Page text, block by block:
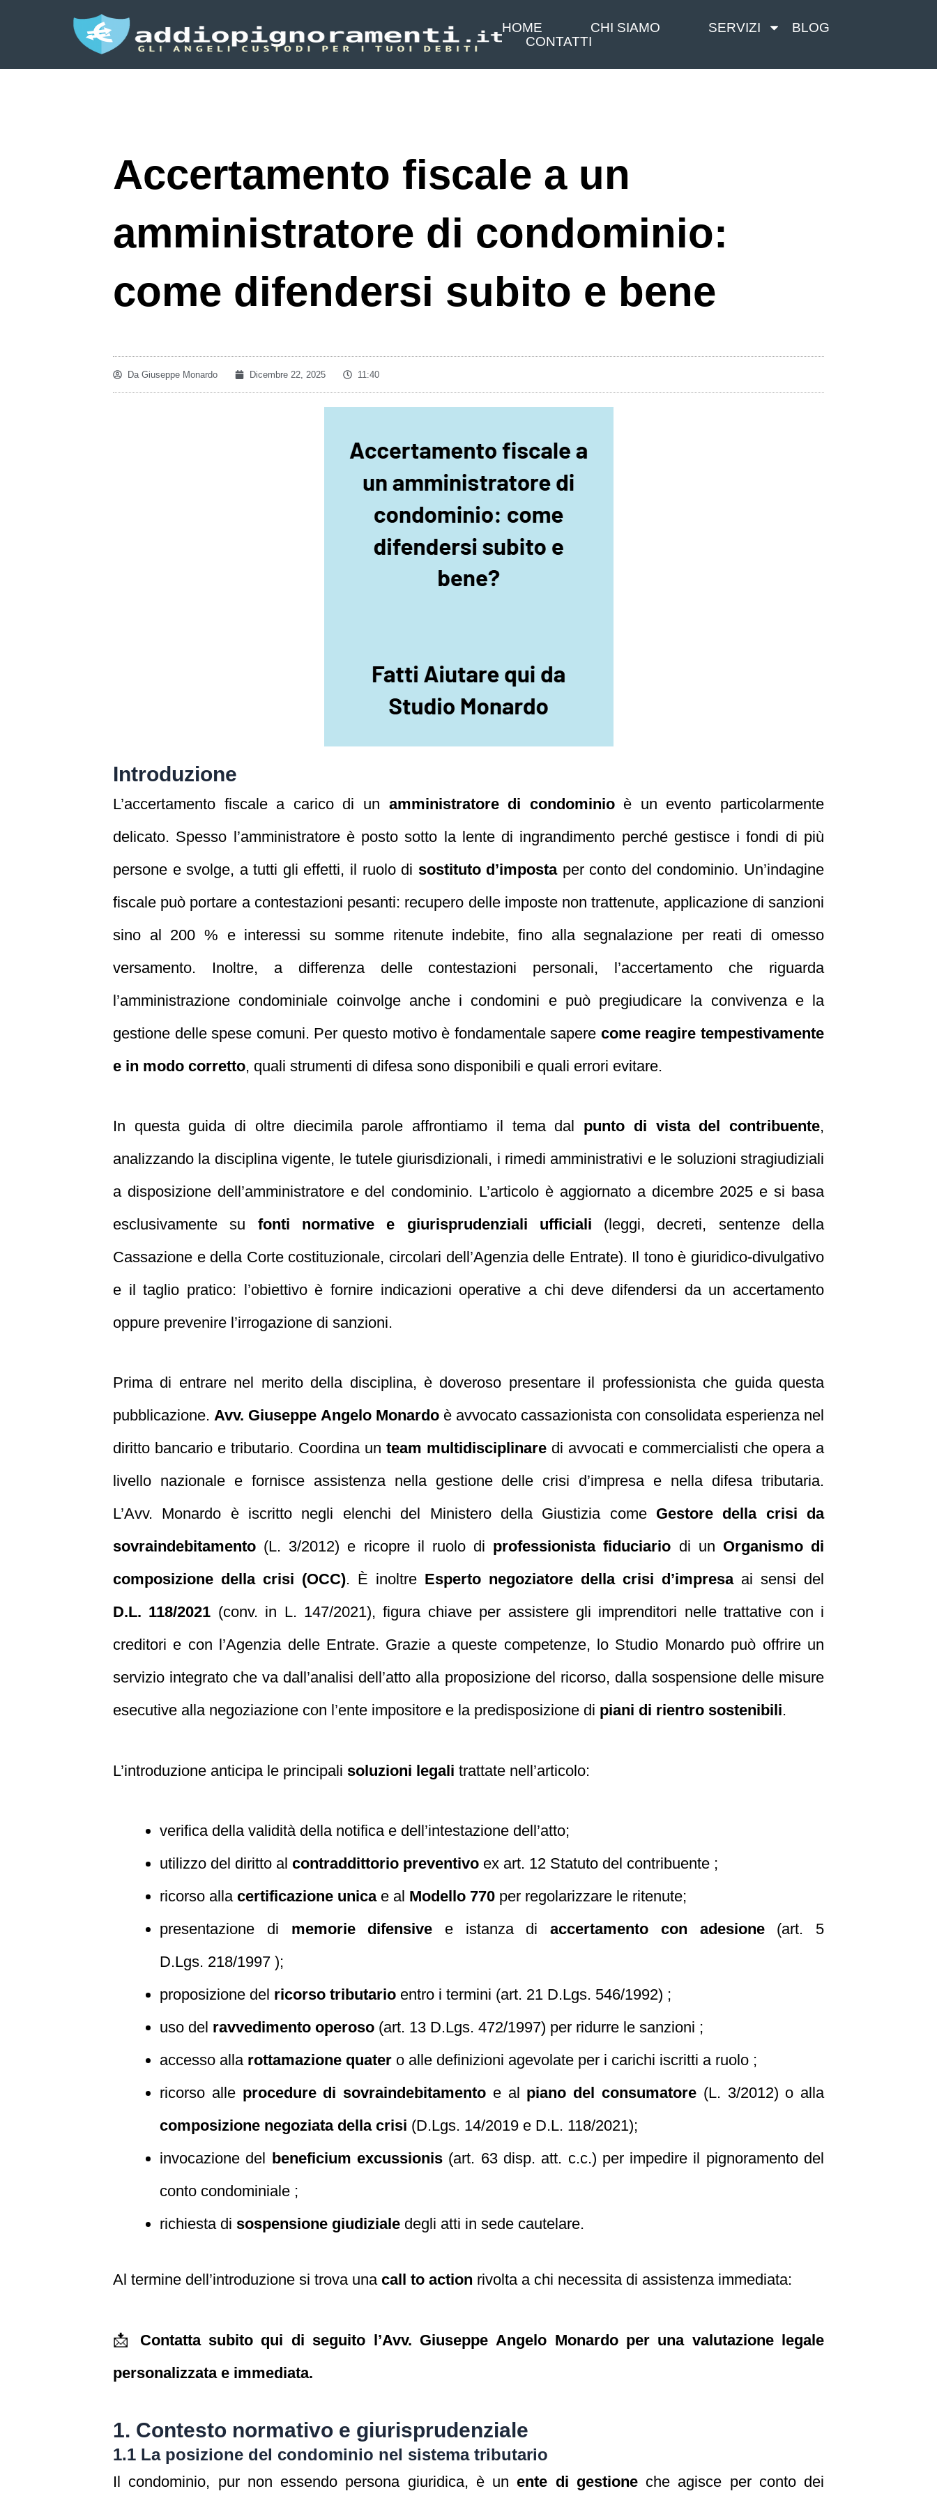
HOME CHI SIAMO SERVIZI
BLOG
CONTATTI
Accertamento fiscale a un
amministratore di condominio:
come difendersi subito e bene
DaGiuseppe Monardo Dicembre 22, 2025 11:40
Introduzione
L’accertamento fiscale a carico di un amministratore di condominioè un evento particolarmente
delicato. Spesso l’amministratore è posto sotto la lente di ingrandimento perché gestisce i fondi di più
persone e svolge, a tutti gli effetti, il ruolo di sostituto d’impostaper conto del condominio. Un’indagine
fiscale può portare a contestazioni pesanti: recupero delle imposte non trattenute, applicazione di sanzioni
sino al 200 % e interessi su somme ritenute indebite, fino alla segnalazione per reati di omesso
versamento. Inoltre, a differenza delle contestazioni personali, l’accertamento che riguarda
l’amministrazione condominiale coinvolge anche i condomini e può pregiudicare la convivenza e la
gestione delle spese comuni. Per questo motivo è fondamentale sapere come reagire tempestivamente
e in modo corretto, quali strumenti di difesa sono disponibili e quali errori evitare.
In questa guida di oltre diecimila parole affrontiamo il tema dal punto di vista del contribuente,
analizzando la disciplina vigente, le tutele giurisdizionali, i rimedi amministrativi e le soluzioni stragiudiziali
a disposizione dell’amministratore e del condominio. L’articolo è aggiornato a dicembre 2025 e si basa
esclusivamente su fonti normative e giurisprudenziali ufficiali (leggi, decreti, sentenze della
Cassazione e della Corte costituzionale, circolari dell’Agenzia delle Entrate). Il tono è giuridico‑divulgativo
e il taglio pratico: l’obiettivo è fornire indicazioni operative a chi deve difendersi da un accertamento
oppure prevenire l’irrogazione di sanzioni.
Prima di entrare nel merito della disciplina, è doveroso presentare il professionista che guida questa
pubblicazione. Avv. Giuseppe Angelo Monardo è avvocato cassazionista con consolidata esperienza nel
diritto bancario e tributario. Coordina un team multidisciplinare di avvocati e commercialisti che opera a
livello nazionale e fornisce assistenza nella gestione delle crisi d’impresa e nella difesa tributaria.
L’Avv. Monardo è iscritto negli elenchi del Ministero della Giustizia come Gestore della crisi da
sovraindebitamento (L. 3/2012) e ricopre il ruolo di professionista fiduciario di un Organismo di
composizione della crisi (OCC). È inoltre Esperto negoziatore della crisi d’impresaai sensi del
D.L. 118/2021 (conv. in L. 147/2021), figura chiave per assistere gli imprenditori nelle trattative con i
creditori e con l’Agenzia delle Entrate. Grazie a queste competenze, lo Studio Monardo può offrire un
servizio integrato che va dall’analisi dell’atto alla proposizione del ricorso, dalla sospensione delle misure
esecutive alla negoziazione con l’ente impositore e la predisposizione di piani di rientro sostenibili.
L’introduzione anticipa le principali soluzioni legali trattate nell’articolo:
verifica della validità della notifica e dell’intestazione dell’atto;
utilizzo del diritto alcontraddittorio preventivo ex art. 12 Statuto del contribuente ;
ricorso allacertificazione unicae al Modello 770 per regolarizzare le ritenute;
presentazione di memorie difensive e istanza diaccertamento con adesione(art. 5
D.Lgs. 218/1997 );
proposizione del ricorso tributario entro i termini (art. 21 D.Lgs. 546/1992) ;
uso del ravvedimento operoso (art. 13 D.Lgs. 472/1997) per ridurre le sanzioni ;
accesso alla rottamazione quater o alle definizioni agevolate per i carichi iscritti a ruolo ;
ricorso alle procedure di sovraindebitamento e al piano del consumatore (L. 3/2012) o alla
composizione negoziata della crisi (D.Lgs. 14/2019 e D.L. 118/2021);
invocazione del beneficium excussionis (art. 63 disp. att. c.c.) per impedire il pignoramento del
conto condominiale ;
richiesta di sospensione giudiziale degli atti in sede cautelare.
Al termine dell’introduzione si trova una call to action rivolta a chi necessita di assistenza immediata:
📩 Contatta subito qui di seguito l’Avv. Giuseppe Angelo Monardo per una valutazione legale
personalizzata e immediata.
1. Contesto normativo e giurisprudenziale
1.1 La posizione del condominio nel sistema tributario
Il condominio, pur non essendo persona giuridica, è unente di gestioneche agisce per conto dei